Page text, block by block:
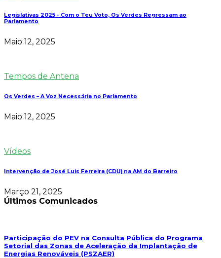
Legislativas 2025 – Com o Teu Voto, Os Verdes Regressam ao
Parlamento
Maio 12, 2025
Tempos de Antena
Os Verdes – A Voz Necessária no Parlamento
Maio 12, 2025
Vídeos
Intervenção de José Luis Ferreira (CDU) na AM do Barreiro
Março 21, 2025
Últimos Comunicados
Participação do PEV na Consulta Pública do Programa
Setorial das Zonas de Aceleração da Implantação de
Energias Renováveis (PSZAER)